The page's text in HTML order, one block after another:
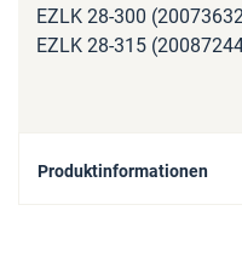
EZLK 28-300
EZLK 28-315
Produktinformationen